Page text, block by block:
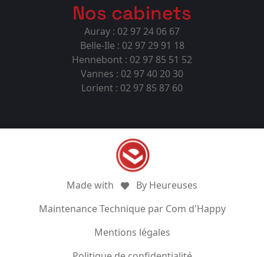
Nos cabinets
Auray : 02 97 24 06 67
Belle-Ile : 02 97 29 91 18
Hennebont : 02 97 85 51 52
Vannes : 02 97 40 20 30
Lorient : 02 97 85 87 60
Made with
By Heureuses
Maintenance Technique par Com d'Happy
Mentions légales